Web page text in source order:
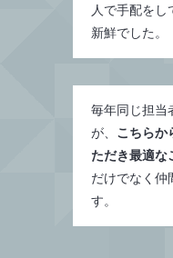
人で手配を
新鮮でした。
毎年同じ担当
が、 こちらか
ただき最適な
だけでなく仲
す。